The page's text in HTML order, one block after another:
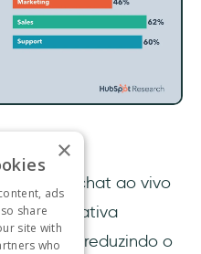
imagem
como chat ao vivo
expectativa
reduzindo o
×
ads
share
site with
who